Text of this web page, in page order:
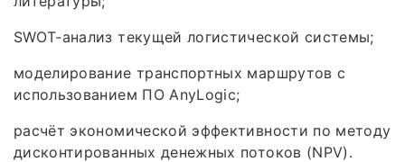
SWOT‑анализ текущей логистической системы;
моделирование транспортных маршрутов с
использованием ПО AnyLogic;
расчёт экономической эффективности по методу
дисконтированных денежных потоков (NPV).